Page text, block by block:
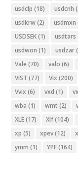
usdclp (18) usdcnh
usdkrw(2) usdmxn
USDSEK(1) usdtars
usdwon (1) usdzar
Vale (70) valo (6)
VIST (77) Vix (200)
Vvix (6) vxd (1)
wba (1) wmt (2)
XLE(17) Xlf(104)
xp (5) xpev(12)
ymm (1) YPF(164)